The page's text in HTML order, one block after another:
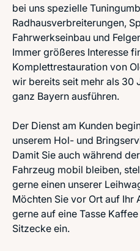
bei uns spezielle
Radhausverbreiterungen,
Fahrwerkseinbau und
Immer größeres Interesse
Komplettrestauration von
wir bereits seit mehr als 30
ganz Bayern ausführen.
Der Dienst am Kunden
unserem Hol- und
Damit Sie auch während
Fahrzeug mobil bleiben,
gerne einen unserer
Möchten Sie vor Ort auf Ihr
gerne auf eine Tasse
Sitzecke ein.